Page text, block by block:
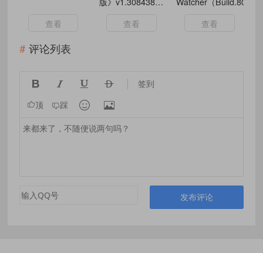
查看 查看 查看
评论列表
    签到
顶 踩  
发布评论